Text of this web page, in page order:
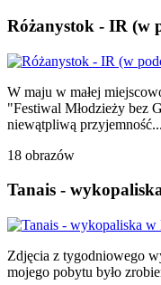
Różanystok - IR (w
W maju w małej
"Festiwal Młodzieży bez
niewątpliwą przyjemność...
18 obrazów
Tanais -
Zdjęcia z tygodniowego
mojego pobytu było